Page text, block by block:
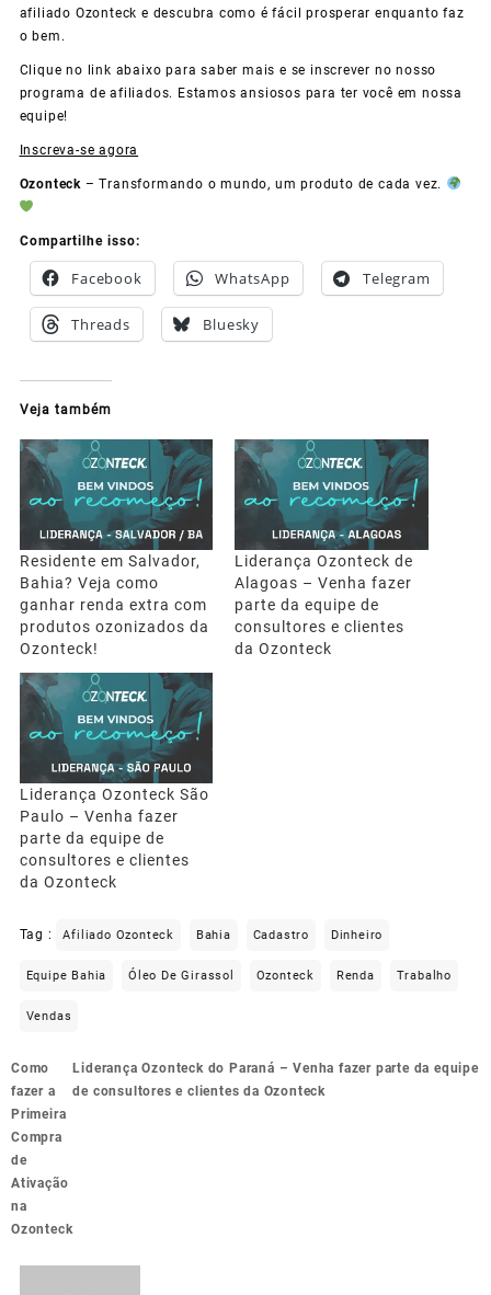
afiliado Ozonteck e descubra como é fácil prosperar enquanto faz
o bem.
Clique no link abaixo para saber mais e se inscrever no nosso
programa de afiliados. Estamos ansiosos para ter você em nossa
equipe!
Inscreva-se agora
Ozonteck– Transformando o mundo, um produto de cada vez.
Compartilhe isso:
Facebook WhatsApp Telegram
Threads Bluesky
Veja também
Residente em Salvador,
Bahia? Veja como
ganhar renda extra com
produtos ozonizados da
Ozonteck!
Liderança Ozonteck de
Alagoas – Venha fazer
parte da equipe de
consultores e clientes
da Ozonteck
Liderança Ozonteck São
Paulo – Venha fazer
parte da equipe de
consultores e clientes
da Ozonteck
Tag : Afiliado Ozonteck Bahia Cadastro Dinheiro
Equipe Bahia Óleo De Girassol Ozonteck Renda Trabalho
Vendas
Navegação
de
Post
Como
fazer a
Primeira
Compra
de
Ativação
na
Ozonteck
Liderança Ozonteck do Paraná – Venha fazer parte da equipe
de consultores e clientes da Ozonteck